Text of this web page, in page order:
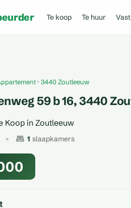
Te koop Te huur
3440 Zoutleeuw
59 b 16, 3440
Koop in Zoutleeuw
1 slaapkamers